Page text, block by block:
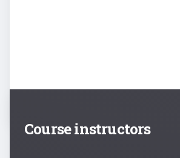
Course instructors